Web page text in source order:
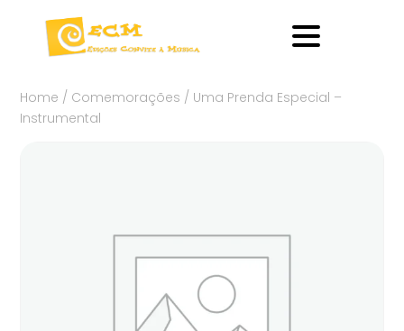
Home / Comemorações / Uma Prenda Especial –
Instrumental